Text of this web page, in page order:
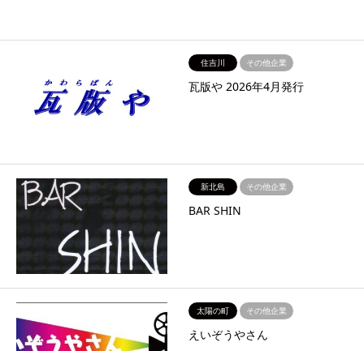
住吉川 その他企業
瓦版や 2026年4月発行
新北島 その他企業
BAR SHIN
太陽の町 その他企業
えいぞうやさん